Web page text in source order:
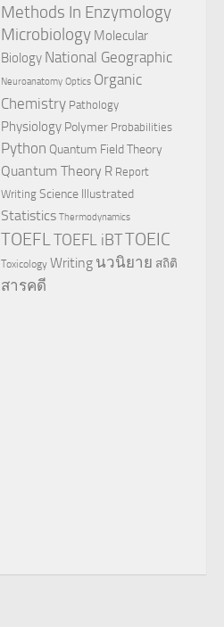
Methods In Enzymology
Microbiology Molecular
Biology National Geographic
Neuroanatomy Optics Organic
Chemistry Pathology
Physiology Polymer Probabilities
Python Quantum Field Theory
Quantum Theory R Report
Writing Science Illustrated
Statistics Thermodynamics
TOEFL TOEFL iBTTOEIC
Toxicology Writing นวนิยาย สถิติ
สารคดี